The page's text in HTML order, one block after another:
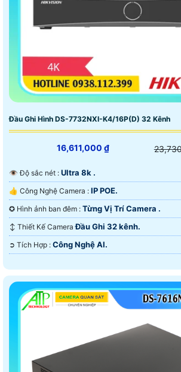
Đầu Ghi Hình DS-7732NXI-K4/16P(D) 32 Kênh
16,611,000 ₫
👁 Độ sắc nét : Ultra 8k .
👍 Công Nghệ Camera : IP POE.
✪ Hình ảnh ban đêm : Từng Vị Trí Camera .
↕️ Thiết Kế CameraĐầu Ghi 32 kênh.
️➲ Tích Hợp : Công Nghệ AI.